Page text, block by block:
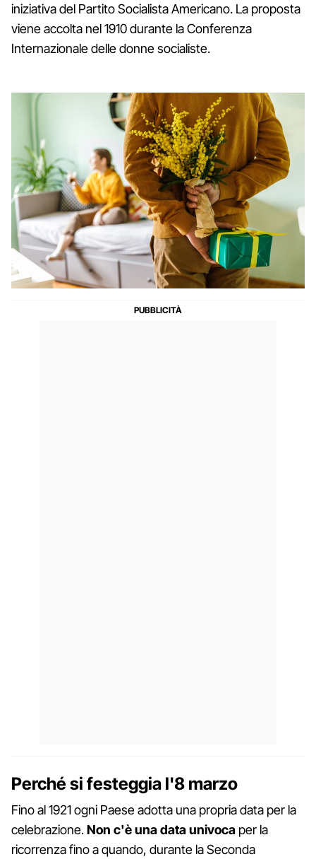
iniziativa del Partito Socialista Americano. La proposta
viene accolta nel 1910 durante la Conferenza
Internazionale delle donne socialiste.
Perché si festeggia l'8 marzo
Fino al 1921 ogni Paese adotta una propria data per la
celebrazione.Non c'è una data univoca per la
ricorrenza fino a quando, durante la Seconda